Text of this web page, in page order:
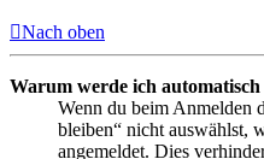
Nach oben
Warum werde ich automatisch
Wenn du beim Anmelden
bleiben“ nicht auswählst,
angemeldet. Dies